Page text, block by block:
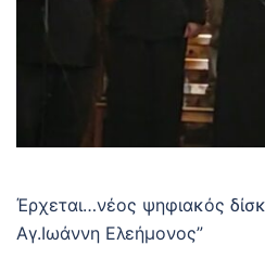
Έρχεται…νέος ψηφιακός
Αγ.Ιωάννη Ελεήμονος”